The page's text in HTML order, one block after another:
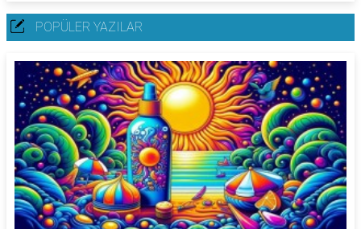
POPÜLER YAZILAR